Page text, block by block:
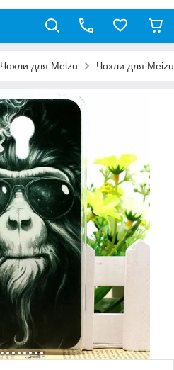
Чохли для Meizu Чохли для